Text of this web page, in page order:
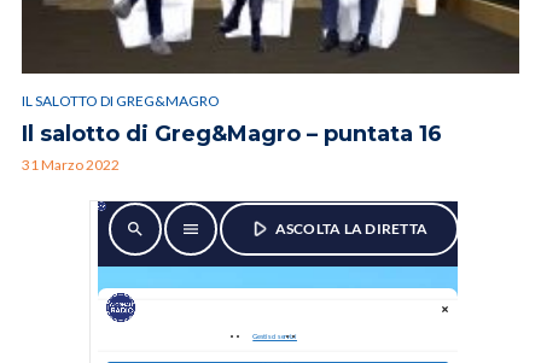
IL SALOTTO DI GREG&MAGRO
Il salotto di Greg&Magro – puntata 16
31 Marzo 2022